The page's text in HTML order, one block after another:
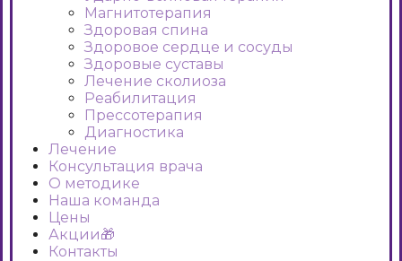
Магнитотерапия
Здоровая спина
Здоровое сердце и сосуды
Здоровые суставы
Лечение сколиоза
Реабилитация
Прессотерапия
Диагностика
Лечение
Консультация врача
О методике
Наша команда
Цены
Акции🎁
Контакты